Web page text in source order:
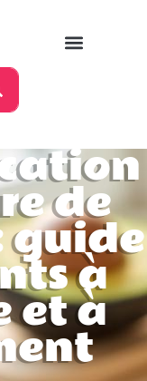
de
guide
à
et à